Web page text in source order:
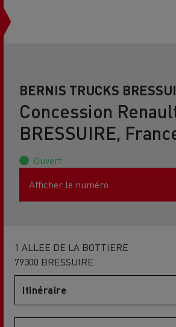
BERNIS TRUCKS
Concession
BRESSUIRE,
Ouvert
Afficher le numéro
1 ALLEE DE LA BOTTIERE
79300 BRESSUIRE
Itinéraire